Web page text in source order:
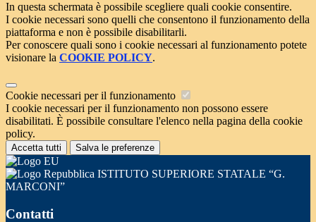
In questa schermata è possibile scegliere quali cookie consentire.
I cookie necessari sono quelli che consentono il funzionamento della
piattaforma e non è possibile disabilitarli.
Per conoscere quali sono i cookie necessari al funzionamento potete
visionare la COOKIE POLICY.
Cookie necessari per il funzionamento
I cookie necessari per il funzionamento non possono essere
disabilitati. È possibile consultare l'elenco nella pagina della cookie
policy.
Accetta tutti Salva le preferenze
ISTITUTO SUPERIORE STATALE “G.
MARCONI”
Contatti